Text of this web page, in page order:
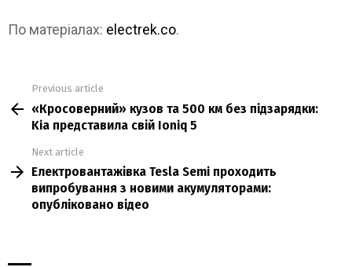
По матеріалах: electrek.co.
more
Previous article
«Кросоверний» кузов та 500 км без підзарядки:
Kia представила свій Ioniq 5
Next article
Електровантажівка Tesla Semi проходить
випробування з новими акумуляторами:
опубліковано відео